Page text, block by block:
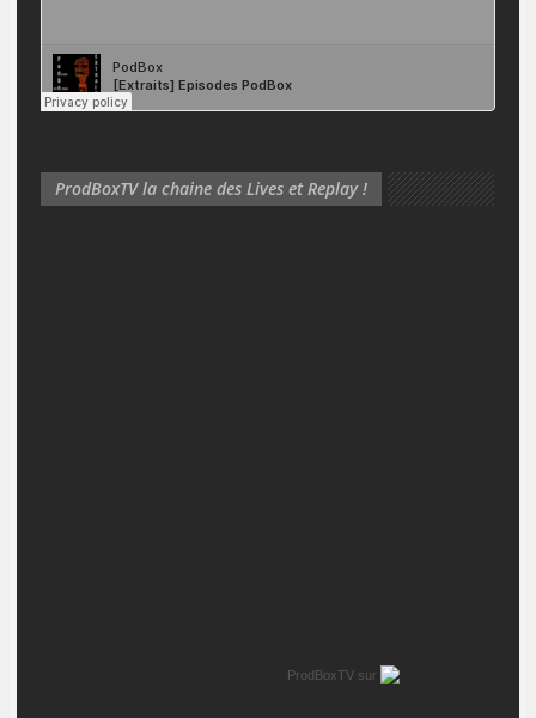
ProdBoxTV la chaine des Lives et Replay !
ProdBoxTV sur